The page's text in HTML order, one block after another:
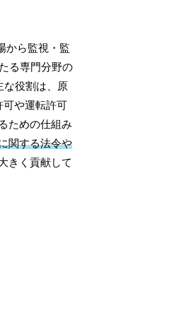
から監視・監
る専門分野の
な役割は、原
可や運転許可
ための仕組み
関する法令や
きく貢献して